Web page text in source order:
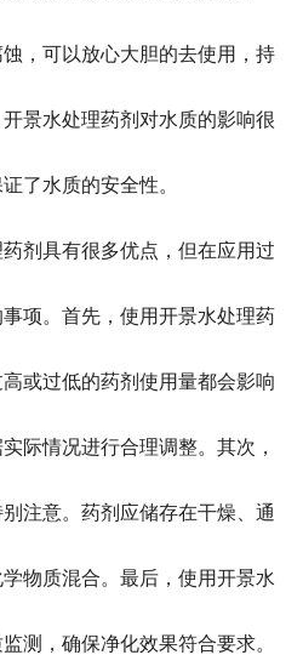
，可以放心大胆的去使用，持
景水处理药剂对水质的影响很
了水质的安全性。
具有很多优点，但在应用过
项。首先，使用开景水处理药
或过低的药剂使用量都会影响
际情况进行合理调整。其次，
注意。药剂应储存在干燥、通
物质混合。最后，使用开景水
测，确保净化效果符合要求。